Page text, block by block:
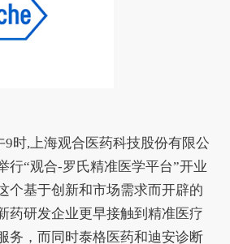
9时,上海观合医药科技股份有限公
行“观合-罗氏精准医学平台”开业
个基于创新和市场需求而开辟的
药研发企业更早接触到精准医疗
务，而同时泰格医药和迪安诊断